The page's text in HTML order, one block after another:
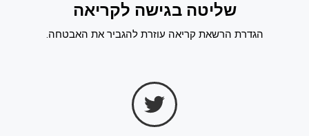
שליטה בגישה לקריאה
הגדרת הרשאת קריאה עוזרת להגביר את האבטחה.